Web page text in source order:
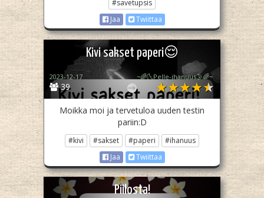
#savetupsis
Jaa
Twiittaa
Kivi sakset paperi😌
39
2023-12-17 ~🌈🌜Pelle-ihanuus🌛🌈~
Moikka moi ja tervetuloa uuden testin
pariin:D
#kivi #sakset #paperi
#ihanuus
Jaa
Twiittaa
Piilosta!